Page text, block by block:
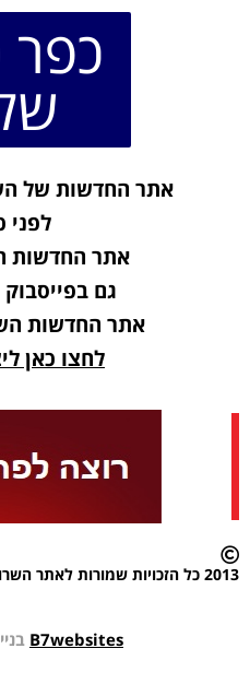
אתר החדשות של
לפני
אתר החדשות
גם בפייסבוק |
אתר החדשות
לחצו כאן
2013 כל הזכויות שמורות לאתר השרון פוסט
B7websites